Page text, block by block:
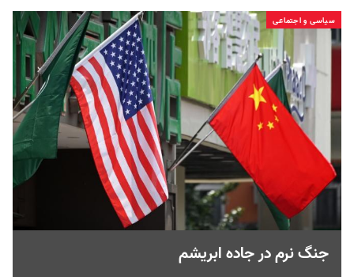
سیاسی و اجتماعی
جنگ نرم در جاده ابریشم